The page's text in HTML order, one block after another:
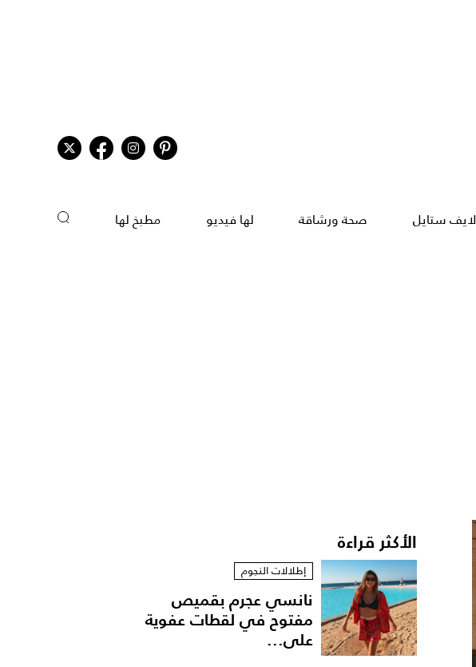
لايف ستايل صحة ورشاقة لها فيديو مطبخ لها
الأكثر قراءة
إطلالات النجوم
نانسي عجرم بقميص
مفتوح في لقطات عفوية
على...